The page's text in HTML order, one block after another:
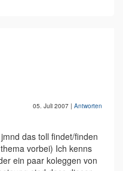
05. Juli 2007 | Antworten
das toll findet/finden
vorbei) Ich kenns
ein paar koleggen von